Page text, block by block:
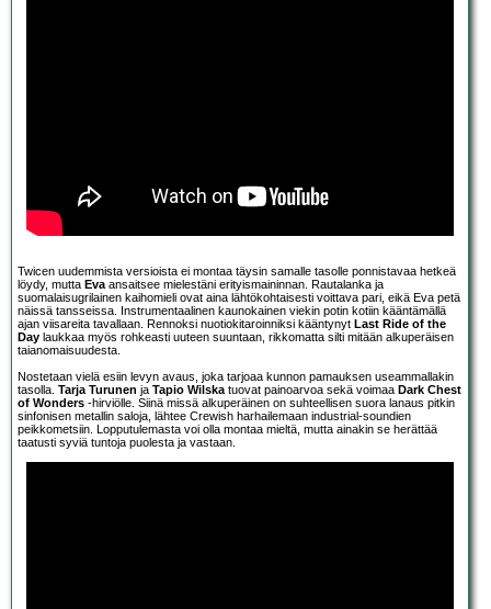
Twicen uudemmista versioista ei montaa täysin samalle tasolle ponnistavaa hetkeä
löydy, mutta Evaansaitsee mielestäni erityismaininnan. Rautalanka ja
suomalaisugrilainen kaihomieli ovat aina lähtökohtaisesti voittava pari, eikä Eva petä
näissä tansseissa. Instrumentaalinen kaunokainen viekin potin kotiin kääntämällä
ajan viisareita tavallaan. Rennoksi nuotiokitaroinniksi kääntynyt Last Ride of the
Day laukkaa myös rohkeasti uuteen suuntaan, rikkomatta silti mitään alkuperäisen
taianomaisuudesta.
Nostetaan vielä esiin levyn avaus, joka tarjoaa kunnon pamauksen useammallakin
tasolla. Tarja Turunen ja Tapio Wilskatuovat painoarvoa sekä voimaa Dark Chest
of Wonders -hirviölle. Siinä missä alkuperäinen on suhteellisen suora lanaus pitkin
sinfonisen metallin saloja, lähtee Crewish harhailemaan industrial-soundien
peikkometsiin. Lopputulemasta voi olla montaa mieltä, mutta ainakin se herättää
taatusti syviä tuntoja puolesta ja vastaan.